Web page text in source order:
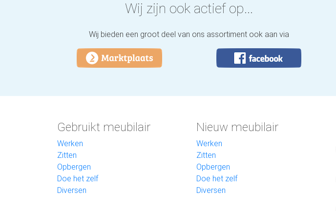
Wij zijn ook actief op...
Wij bieden een groot deel van ons assortiment ook aan via
Gebruikt meubilair
Werken
Zitten
Opbergen
Doe het zelf
Diversen
Nieuw meubilair
Werken
Zitten
Opbergen
Doe het zelf
Diversen